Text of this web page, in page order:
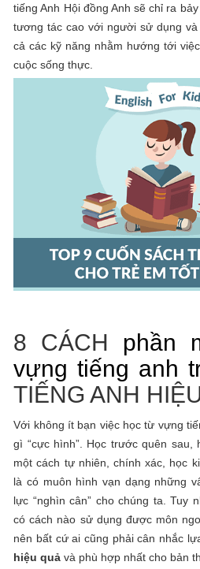
tiếng Anh Hội đồng Anh sẽ chỉ ra
tương tác cao với người sử dụng
cả các kỹ năng nhằm hướng tới
cuộc sống thực.
8 CÁCH phần
vựng tiếng anh
TIẾNG ANH
Với không ít bạn việc học từ vựng
gì “cực hình”. Học trước quên sau,
một cách tự nhiên, chính xác, học
là có muôn hình vạn dạng những
lực “nghìn cân” cho chúng ta. Tuy
có cách nào sử dụng được môn
nên bất cứ ai cũng phải cân nhắc
hiệu quả và phù hợp nhất cho bản